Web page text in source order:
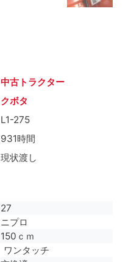
中古トラクター
クボタ
L1-275
931時間
現状渡し
27
ニプロ
150ｃｍ
ワンタッチ